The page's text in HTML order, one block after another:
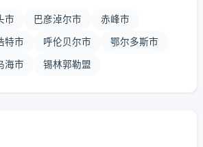
市 巴彦淖尔市 赤峰市
特市 呼伦贝尔市 鄂尔多斯市
海市 锡林郭勒盟